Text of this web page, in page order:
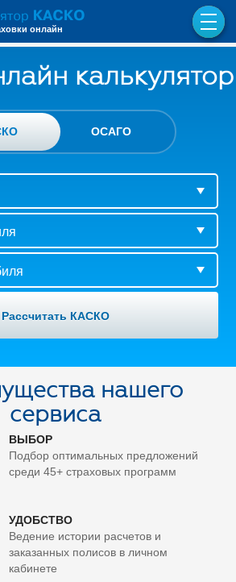
онлайн
калькулятор
ОСАГО
нашего
сервиса
ВЫБОР
Подбор оптимальных предложений
среди 45+ страховых программ
УДОБСТВО
Ведение истории расчетов и
заказанных полисов в личном
кабинете